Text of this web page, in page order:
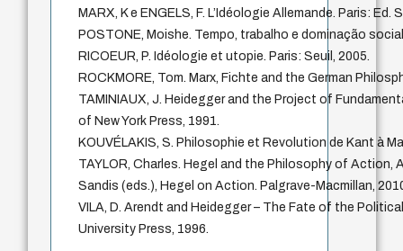
MARX, K e ENGELS, F. L’Idéologie Allemande. Paris: Ed.
POSTONE, Moishe. Tempo, trabalho e dominação
RICOEUR, P. Idéologie et utopie. Paris: Seuil, 2005.
ROCKMORE, Tom. Marx, Fichte and the German
TAMINIAUX, J. Heidegger and the Project of
of New York Press, 1991.
KOUVÉLAKIS, S. Philosophie et Revolution de Kant à
TAYLOR, Charles. Hegel and the Philosophy of
Sandis (eds.), Hegel on Action. Palgrave-Macmillan,
VILA, D. Arendt and Heidegger – The Fate of the
University Press, 1996.